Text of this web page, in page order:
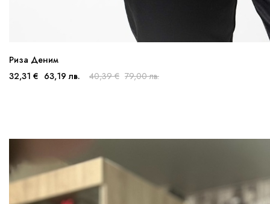
Риза Деним
32,31 € 63,19 лв. 40,39 € 79,00 лв.